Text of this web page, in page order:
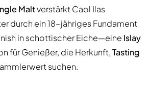
Maltverstärkt Caol Ilas
durch ein 18-jähriges Fundament
in schottischer Eiche—eine Islay
für Genießer, die Herkunft,Tasting
suchen.